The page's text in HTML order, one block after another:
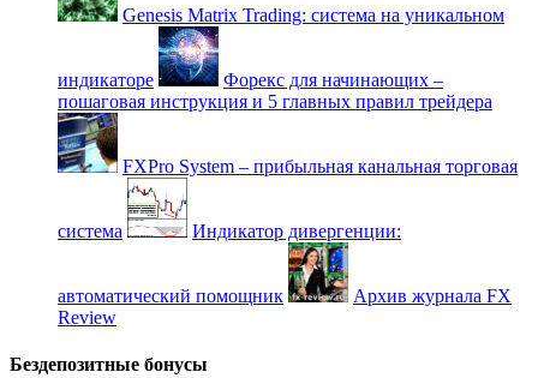
Genesis Matrix Trading: система на уникальном
индикаторе
Форекс для начинающих –
пошаговая инструкция и 5 главных правил трейдера
FXPro System – прибыльная канальная торговая
система Индикатор дивергенции:
автоматический помощник
Архив журнала FX
Review
Бездепозитные бонусы